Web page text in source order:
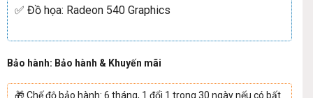
✅ Đồ họa: Radeon 540 Graphics
Bảo hành: Bảo hành & Khuyến mãi
🎁Chế độ bảo hành: 6 tháng, 1 đổi 1 trong 30 ngày nếu có bất